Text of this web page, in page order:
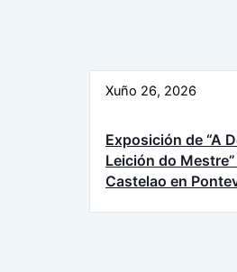
Xuño 26, 2026
Exposición de “A
Leición do
Castelao en